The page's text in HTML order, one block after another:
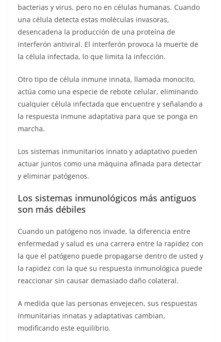
bacterias y virus, pero no en células humanas. Cuando
una célula detecta estas moléculas invasoras,
desencadena la producción de una proteína de
interferón antiviral. El interferón provoca la muerte de
la célula infectada, lo que limita la infección.
Otro tipo de célula inmune innata, llamada monocito,
actúa como una especie de rebote celular, eliminando
cualquier célula infectada que encuentre y señalando a
la respuesta inmune adaptativa para que se ponga en
marcha.
Los sistemas inmunitarios innato y adaptativo pueden
actuar juntos como una máquina afinada para detectar
y eliminar patógenos.
Los sistemas inmunológicos más antiguos
son más débiles
Cuando un patógeno nos invade, la diferencia entre
enfermedad y salud es una carrera entre la rapidez con
la que el patógeno puede propagarse dentro de usted y
la rapidez con la que su respuesta inmunológica puede
reaccionar sin causar demasiado daño colateral.
A medida que las personas envejecen, sus respuestas
inmunitarias innatas y adaptativas cambian,
modificando este equilibrio.